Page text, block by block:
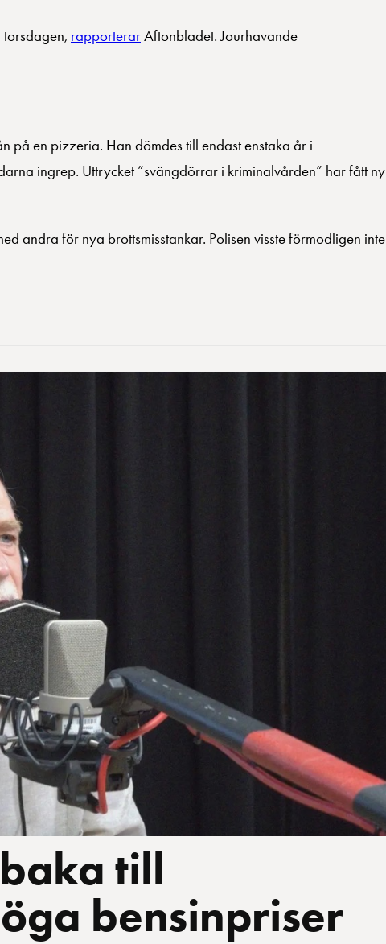
rapporterarAftonbladet. Jourhavande
på en pizzeria. Han dömdes till endast enstaka år i
ingrep. Uttrycket ”svängdörrar i kriminalvården” har fått ny
andra för nya brottsmisstankar. Polisen visste förmodligen inte
till
bensinpriser